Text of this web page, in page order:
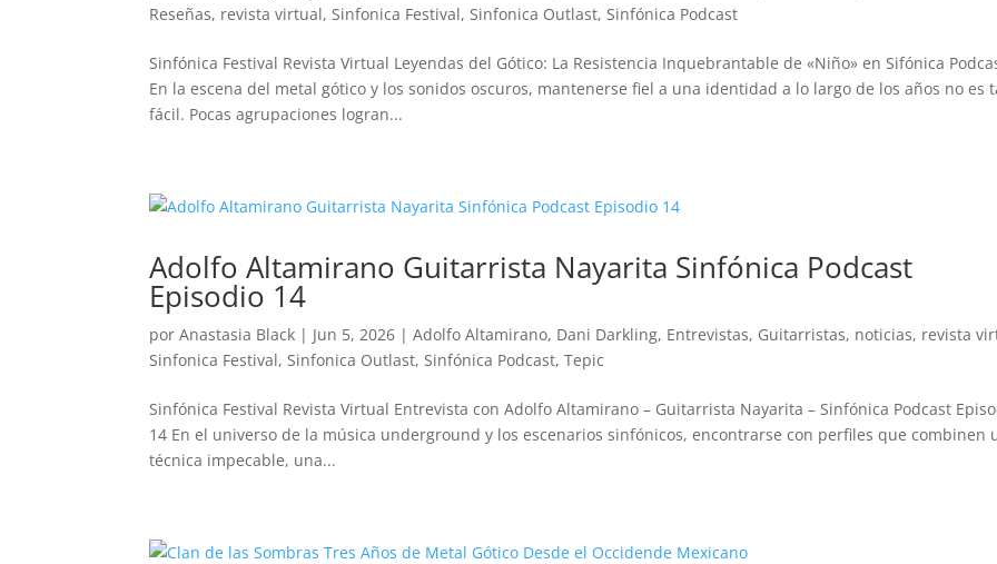
Reseñas, revista virtual,Sinfonica Festival,Sinfonica Outlast,Sinfónica Podcast
Sinfónica Festival Revista Virtual Leyendas del Gótico: La Resistencia Inquebrantable de «Niño» en Sifónica
En la escena del metal gótico y los sonidos oscuros, mantenerse fiel a una identidad a lo largo de los años no es
fácil. Pocas agrupaciones logran...
Adolfo Altamirano Guitarrista Nayarita Sinfónica Podcast
Episodio 14
porAnastasia Black | Jun 5, 2026 |Adolfo Altamirano, Dani Darkling, Entrevistas, Guitarristas, noticias, revista
Sinfonica Festival,Sinfonica Outlast,Sinfónica Podcast,Tepic
Sinfónica Festival Revista Virtual Entrevista con Adolfo Altamirano – Guitarrista Nayarita – Sinfónica Podcast
14 En el universo de la música underground y los escenarios sinfónicos, encontrarse con perfiles que combinen
técnica impecable, una...